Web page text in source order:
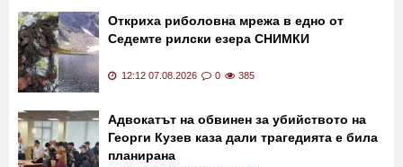
Откриха риболовна мрежа в едно от
Седемте рилски езера СНИМКИ
12:12 07.08.2026 0 385
Адвокатът на обвинен за убийството на
Георги Кузев каза дали трагедията е била
планирана